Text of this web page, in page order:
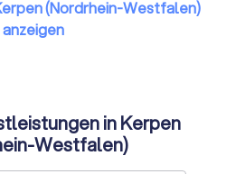
(Nordrhein-Westfalen)
anzeigen
in Kerpen
Westfalen)